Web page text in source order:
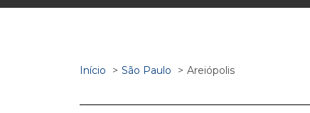
Início São Paulo Areiópolis